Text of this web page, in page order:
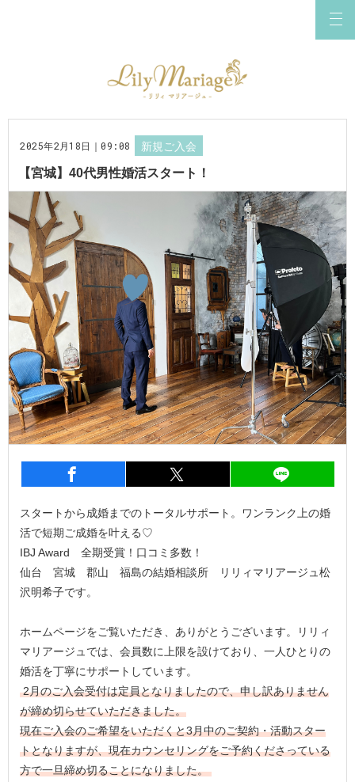
2025年2月18日｜09:08 新規ご入会
【宮城】40代男性婚活スタート！
シェア シェア
スタートから成婚までのトータルサポート。ワンランク上の婚
活で短期ご成婚を叶える♡
IBJ Award 全期受賞！口コミ多数！
仙台 宮城 郡山 福島の結婚相談所 リリィマリアージュ松
沢明希子です。
ホームページをご覧いただき、ありがとうございます。リリィ
マリアージュでは、会員数に上限を設けており、一人ひとりの
婚活を丁寧にサポートしています。
2月のご入会受付は定員となりましたので、申し訳ありません
が締め切らせていただきました。
現在ご入会のご希望をいただくと3月中のご契約・活動スター
トとなりますが、現在カウンセリングをご予約くださっている
方で一旦締め切ることになりました。